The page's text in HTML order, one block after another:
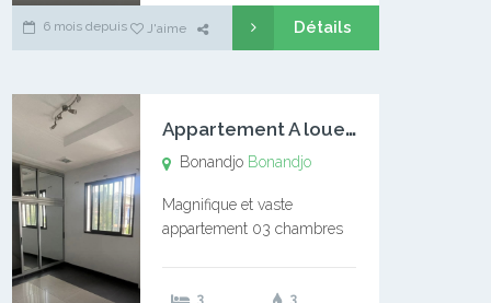
6 mois depuis J'aime Détails
A
ppartement A louer Bonandjo
Bonandjo Bonandjo
Magnifique et vaste
appartement 03 chambres
3
3